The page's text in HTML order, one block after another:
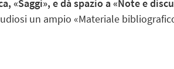
«Saggi», e dà spazio a «Note e
un ampio «Materiale